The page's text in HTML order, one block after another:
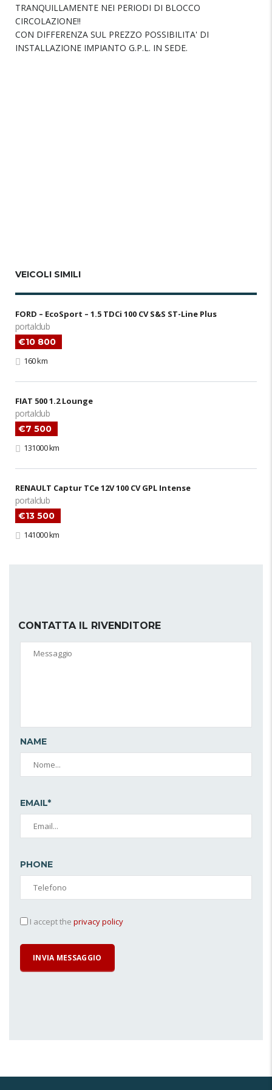
TRANQUILLAMENTE NEI PERIODI DI BLOCCO
CIRCOLAZIONE!!
CON DIFFERENZA SUL PREZZO POSSIBILITA' DI
INSTALLAZIONE IMPIANTO G.P.L. IN SEDE.
VEICOLI SIMILI
FORD – EcoSport – 1.5 TDCi 100 CV S&S ST-Line Plus
portalclub
€10 800
160 km
FIAT 500 1.2 Lounge
portalclub
€7 500
131000 km
RENAULT Captur TCe 12V 100 CV GPL Intense
portalclub
€13 500
141000 km
CONTATTA IL RIVENDITORE
NAME
EMAIL*
PHONE
I accept the privacy policy